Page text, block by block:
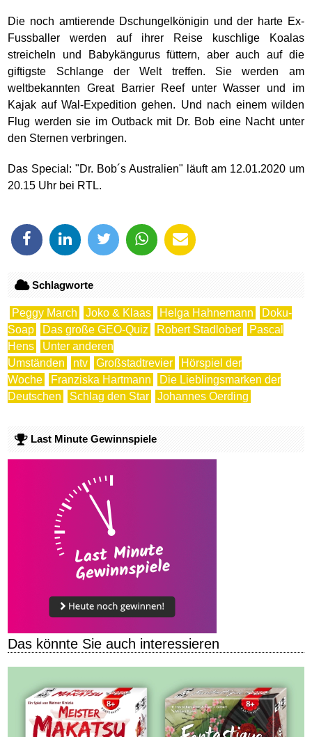
Die noch amtierende Dschungelkönigin und der harte Ex-
Fussballer werden auf ihrer Reise kuschlige Koalas
streicheln und Babykängurus füttern, aber auch auf die
giftigste Schlange der Welt treffen. Sie werden am
weltbekannten Great Barrier Reef unter Wasser und im
Kajak auf Wal-Expedition gehen. Und nach einem wilden
Flug werden sie im Outback mit Dr. Bob eine Nacht unter
den Sternen verbringen.
Das Special: "Dr. Bob´s Australien" läuft am 12.01.2020 um
20.15 Uhr bei RTL.
Schlagworte
Peggy March Joko & Klaas Helga Hahnemann
Doku-
Soap
Das große GEO-Quiz Robert Stadlober
Pascal
Hens
Unter anderen
Umständen
ntv Großstadtrevier
Hörspiel der
Woche
Franziska Hartmann
Die Lieblingsmarken der
Deutschen
Schlag den Star Johannes Oerding
Last Minute Gewinnspiele
Das könnte Sie auch interessieren